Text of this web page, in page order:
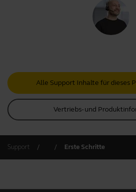
Alle Support Inhalte für dieses
Vertriebs- und
Support Erste Schritte